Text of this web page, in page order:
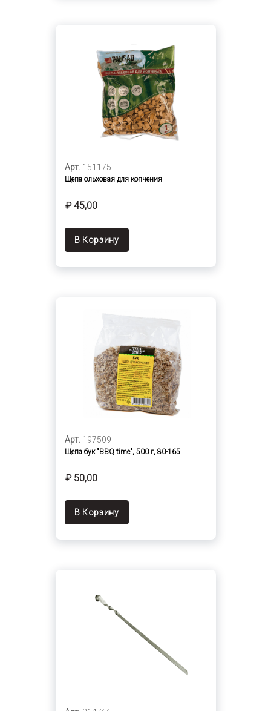
Арт. 151175
Щепа ольховая для копчения
₽ 45,00
В Корзину
Арт. 197509
Щепа бук "BBQ time", 500 г, 80-165
₽ 50,00
В Корзину